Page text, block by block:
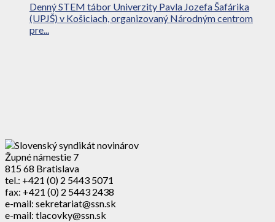
Denný STEM tábor Univerzity Pavla Jozefa Šafárika
(UPJŠ) v Košiciach, organizovaný Národným centrom
pre...
Župné námestie 7
815 68 Bratislava
tel.: +421 (0) 2 5443 5071
fax: +421 (0) 2 5443 2438
e-mail: sekretariat@ssn.sk
e-mail: tlacovky@ssn.sk